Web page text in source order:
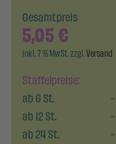
Staffelpreise:
ab6St. -
ab12St. -
ab24St. -
Gesamtpreis
5,05€
inkl. 7 % MwSt. zzgl.Versand